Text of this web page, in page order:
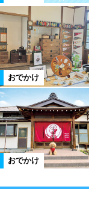
おでかけ
おでかけ